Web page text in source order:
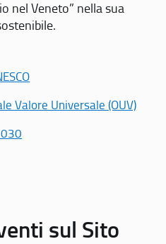
nel Veneto” nella sua
Valore Universale (OUV)
sul Sito